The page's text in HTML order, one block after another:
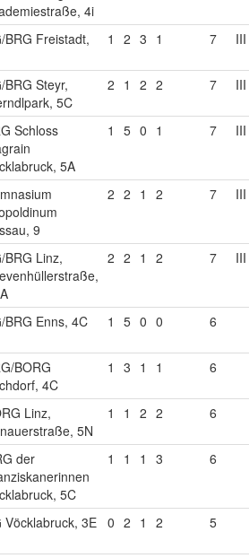
4i
BRG Freistadt,
1 2 3 1 7 III
BRG Steyr,
5C
2 1 2 2 7 III
Schloss
5A
1 5 0 1 7 III
9
2 2 1 2 7 III
BRG Linz,
2 2 1 2 7 III
BRG Enns, 4C 1 5 0 0 6
BORG
4C
1 3 1 1 6
Linz,
5N
1 1 2 2 6
der
5C
1 1 1 3 6
Vöcklabruck, 3E 0 2 1 2 5